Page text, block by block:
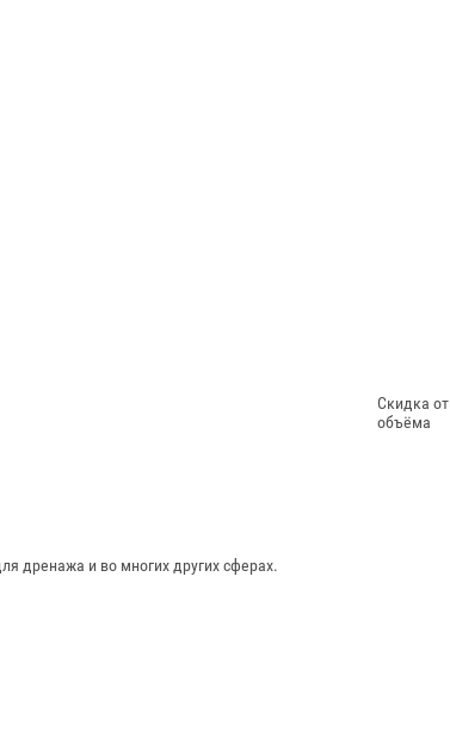
дренажа и во многих других сферах.
Скидка от
объёма